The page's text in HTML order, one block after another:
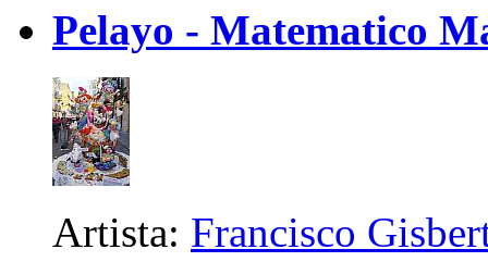
Pelayo - Matematico
Artista: Francisco